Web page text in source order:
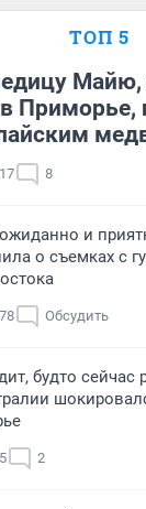
ТОП 5
Приморье,
8
и
о съемках с
Обсудить
будто сейчас
2